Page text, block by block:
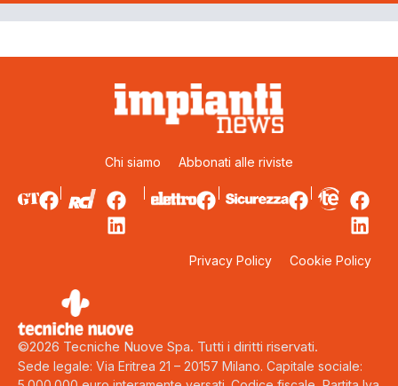
Chi siamo Abbonati alle riviste
Privacy Policy Cookie Policy
©2026 Tecniche Nuove Spa. Tutti i diritti riservati.
Sede legale: Via Eritrea 21 – 20157 Milano. Capitale sociale: